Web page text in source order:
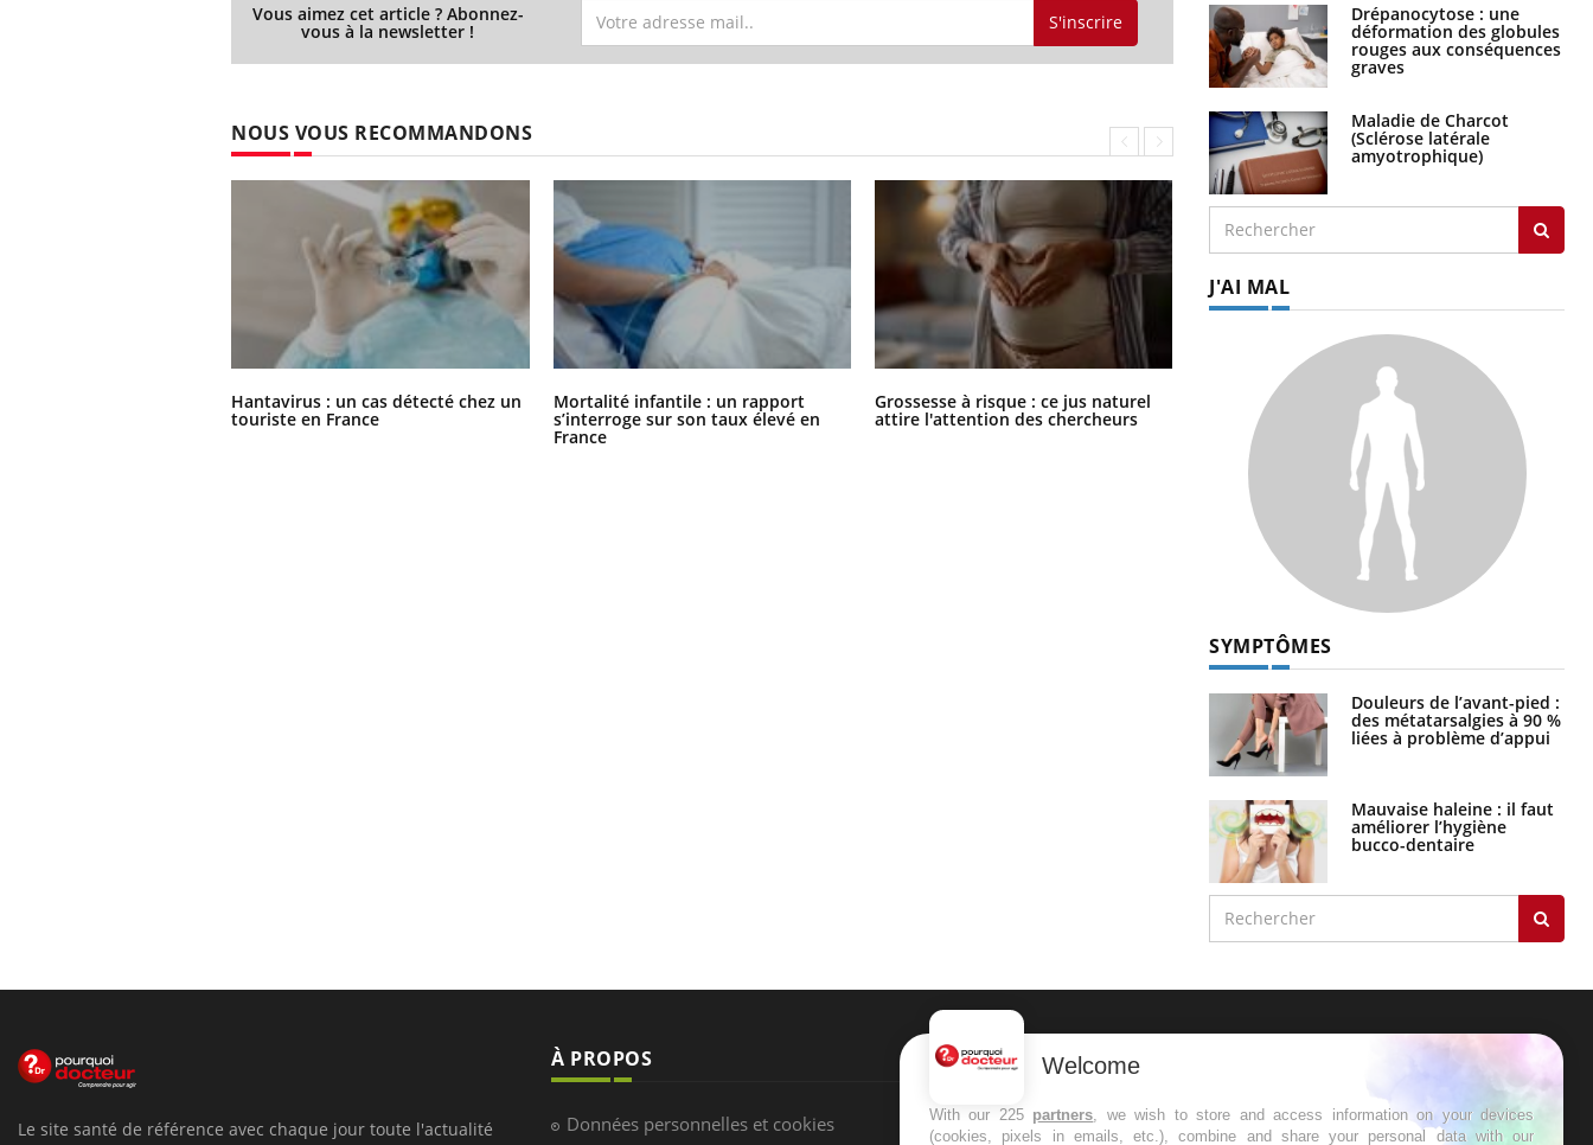
Vous aimez cet article ? Abonnez-
vous à la newsletter ! S'inscrire
NOUS VOUS RECOMMANDONS
Hantavirus : un cas détecté chez un
touriste en France
Mortalité infantile : un rapport
s’interroge sur son taux élevé en
France
Grossesse à risque : ce jus naturel
attire l'attention des chercheurs
Comment oublier les écrans en
vacances ?
Drépanocytose : une
déformation des globules
rouges aux conséquences
graves
Maladie de Charcot
(Sclérose latérale
amyotrophique)
J'AI MAL
SYMPTÔMES
Douleurs de l’avant-pied :
des métatarsalgies à 90 %
liées à problème d’appui
Mauvaise haleine : il faut
améliorer l’hygiène
bucco-dentaire
Le site santé de référence avec chaque jour toute l'actualité
À PROPOS
Données personnelles et cookies
NEWSLETTER
Recevez toutes les semaines les meilleures
infos santé
Welcome
With our 225 partners, we wish to store and access information on your devices
(cookies, pixels in emails, etc.), combine and share your personal data with our